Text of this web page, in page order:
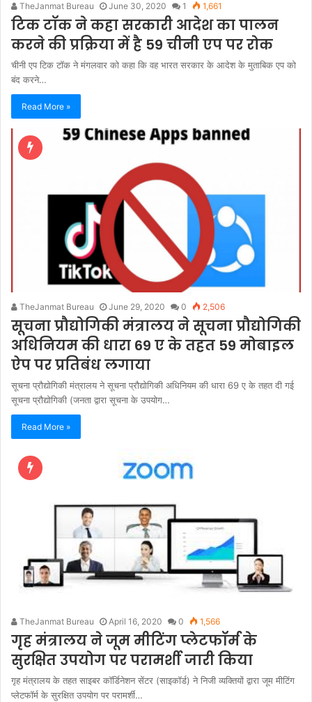
TheJanmat Bureau June 30, 2020 1 1,661
टिक टॉक ने कहा सरकारी आदेश का पालन
करने की प्रक्रिया में है 59 चीनी एप पर रोक
चीनी एप टिक टॉक ने मंगलवार को कहा कि वह भारत सरकार के आदेश के मुताबिक एप को
बंद करने…
Read More »
TheJanmat Bureau June 29, 2020 0 2,506
सूचना प्रौद्योगिकी मंत्रालय ने सूचना प्रौद्योगिकी
अधिनियम की धारा 69 ए के तहत 59 मोबाइल
ऐप पर प्रतिबंध लगाया
सूचना प्रौद्योगिकी मंत्रालय ने सूचना प्रौद्योगिकी अधिनियम की धारा 69 ए के तहत दी गई
सूचना प्रौद्योगिकी (जनता द्वारा सूचना के उपयोग…
Read More »
TheJanmat Bureau April 16, 2020 0 1,566
गृह मंत्रालय ने जूम मीटिंग प्लेटफॉर्म के
सुरक्षित उपयोग पर परामर्शी जारी किया
गृह मंत्रालय के तहत साइबर कॉर्डिनेशन सेंटर (साइकॉर्ड) ने निजी व्यक्तियों द्वारा जूम मीटिंग
प्लेटफॉर्म के सुरक्षित उपयोग पर परामर्शी…